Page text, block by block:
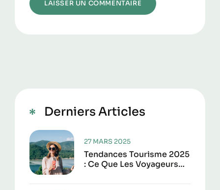
Derniers Articles
Tendances Tourisme 2025
: Ce Que Les Voyageurs
Année
27 MARS 2025